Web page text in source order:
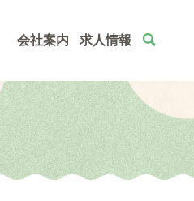
会社案内 求人情報